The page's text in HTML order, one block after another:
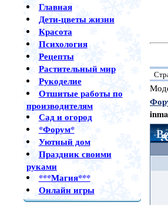
Главная
Дети-цветы жизни
Красота
Психология
Рецепты
Растительный мир
Рукоделие
Отшитые работы по
производителям
Сад и огород
*Форум*
Уютный дом
Праздник своими
руками
***Магия***
Онлайн игры